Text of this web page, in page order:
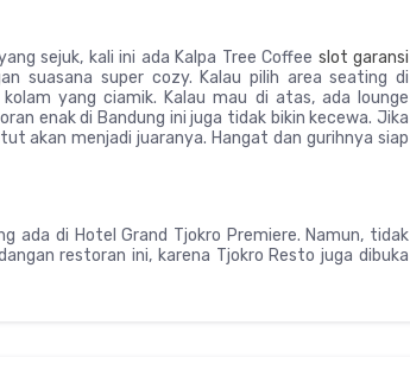
sejuk, kali ini ada Kalpa Tree Coffee slot garansi
suasana super cozy. Kalau pilih area seating di
yang ciamik. Kalau mau di atas, ada lounge
enak di Bandung ini juga tidak bikin kecewa. Jika
akan menjadi juaranya. Hangat dan gurihnya siap
ada di Hotel Grand Tjokro Premiere. Namun, tidak
restoran ini, karena Tjokro Resto juga dibuka